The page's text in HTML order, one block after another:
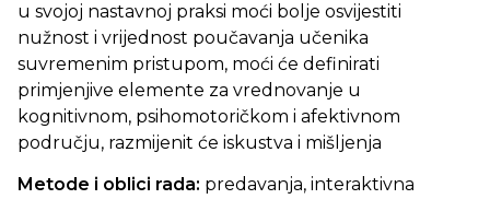
u svojoj nastavnoj praksi moći bolje osvijestiti
nužnost i vrijednost poučavanja učenika
suvremenim pristupom, moći će definirati
primjenjive elemente za vrednovanje u
kognitivnom, psihomotoričkom i afektivnom
području, razmijenit će iskustva i mišljenja
Metode i oblici rada: predavanja, interaktivna